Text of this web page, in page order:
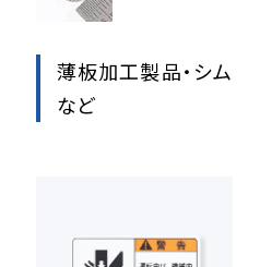
薄板加工製品・シム
など